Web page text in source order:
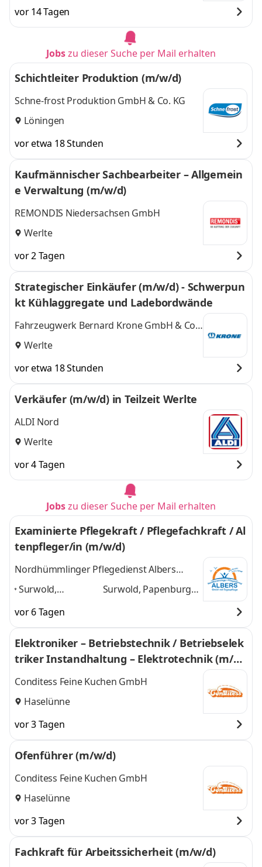
vor 14 Tagen
Jobszu dieser Suche per Mail erhalten
Schichtleiter Produktion (m/w/d)
Schne-frost Produktion GmbH & Co. KG
Löningen
vor etwa 18 Stunden
Kaufmännischer Sachbearbeiter – Allgemein
e Verwaltung (m/w/d)
REMONDIS Niedersachsen GmbH
Werlte
vor 2 Tagen
Strategischer Einkäufer (m/w/d) - Schwerpun
kt Kühlaggregate und Ladebordwände
Fahrzeugwerk Bernard Krone GmbH & Co.
KGWerlte
vor etwa 18 Stunden
Verkäufer (m/w/d) in Teilzeit Werlte
ALDI Nord
Werlte
vor 4 Tagen
Jobszu dieser Suche per Mail erhalten
Examinierte Pflegekraft / Pflegefachkraft / Al
tenpfleger/in (m/w/d)
Nordhümmlinger Pflegedienst Albers
GmbH
Surwold,
Neubörger,
Bockhorst,
Esterwegen,
Börger, Lorup,
Surwold, Papenburg,
Lorup, Werlteund 6
weitere
vor 6 Tagen
Elektroniker – Betriebstechnik / Betriebselek
triker Instandhaltung – Elektrotechnik (m/w/
d)
Conditess Feine Kuchen GmbH
Haselünne
vor 3 Tagen
Ofenführer (m/w/d)
Conditess Feine Kuchen GmbH
Haselünne
vor 3 Tagen
Fachkraft für Arbeitssicherheit (m/w/d)